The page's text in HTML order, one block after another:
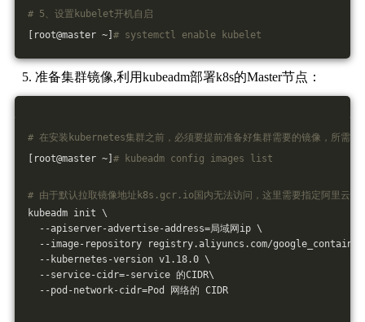
# 5、设置kubelet开机自启
[root@master ~] # systemctl enable kubelet
准备集群镜像,利用kubeadm部署k8s的Master节点：
# 在安装kubernetes集群之前，必须要提前准备好集群需要的镜像，所需镜
[root@master ~] # kubeadm config images list
# 由于默认拉取镜像地址k8s.gcr.io国内无法访问，这里需要指定阿里云镜
kubeadm init \
--apiserver-advertise-address=局域网ip \
--image-repository registry.aliyuncs.com/
--kubernetes-version v1.18.0 \
--service-cidr=-service 的CIDR\
--pod-network-cidr=Pod 网络的 CIDR